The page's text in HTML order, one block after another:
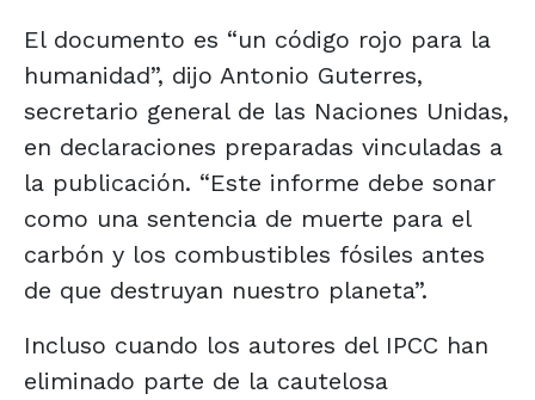
El documento es “un código rojo para la
humanidad”, dijo Antonio Guterres,
secretario general de las Naciones Unidas,
en declaraciones preparadas vinculadas a
la publicación. “Este informe debe sonar
como una sentencia de muerte para el
carbón y los combustibles fósiles antes
de que destruyan nuestro planeta”.
Incluso cuando los autores del IPCC han
eliminado parte de la cautelosa